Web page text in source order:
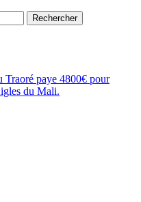
paye 4800€ pour
du Mali.